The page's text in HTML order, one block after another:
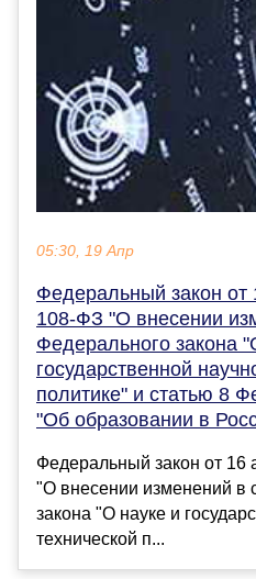
05:30, 19 Апр
Федеральный закон от
108-ФЗ "О внесении
Федерального закона
государственной
политике" и статью 8
"Об образовании в
Федеральный закон от 16
"О внесении изменений в
закона "О науке и
технической п...